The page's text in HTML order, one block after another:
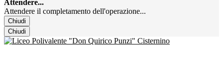
Attendere...
Attendere il completamento dell'operazione...
Chiudi
Chiudi